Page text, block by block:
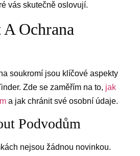
vás skutečně oslovují.
A Ochrana
soukromí jsou klíčové aspekty
Zde se zaměřím na to, jak
a jak chránit své osobní údaje.
Podvodům
nejsou žádnou novinkou.